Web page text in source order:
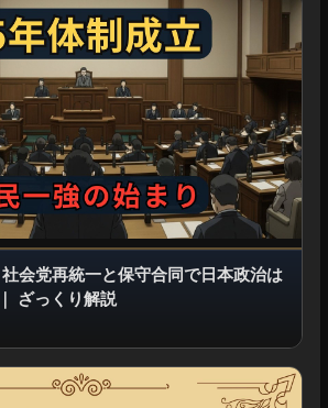
社会党再統一と保守合同で日本政治は
｜ ざっくり解説